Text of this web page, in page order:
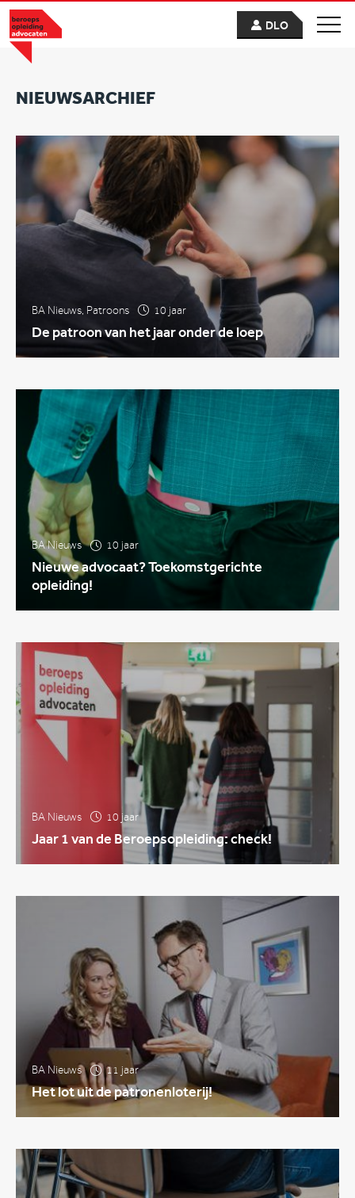
DLO
NIEUWSARCHIEF
BA Nieuws, Patroons 10 jaar
De patroon van het jaar onder de loep
BA Nieuws 10 jaar
Nieuwe advocaat? Toekomstgerichte
opleiding!
BA Nieuws 10 jaar
Jaar 1 van de Beroepsopleiding: check!
BA Nieuws 11 jaar
Het lot uit de patronenloterij!